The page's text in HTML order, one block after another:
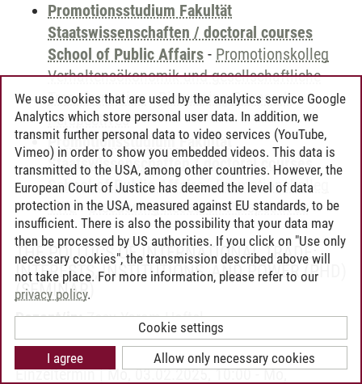
Promotionsstudium Fakultät
Staatswissenschaften / doctoral courses
School of Public Affairs - Promotionskolleg
Verhaltensökonomik und gesellschaftliche
Transformation -Discussing Research
Perspectives
Promotionsstudium Fakultät
Staatswissenschaften / doctoral courses
School of Public Affairs-Promotionskolleg
VWL-Discussing Research Perspectives
THE POLITICS OF INTERNATIONAL TRADE:
INTERESTS, INSTITUTIONS, AND POWER (PHD)
(SEMINAR)
Dozent/in: Zeev Yoram Haftel
Termin:
Einzeltermin | Mo, 03.02.2025, 10:00 - Mo,
We use cookies that are used by the analytics service Google
Analytics which store personal user data. In addition, we
transmit further personal data to video services (YouTube,
Vimeo) in order to show you embedded videos. This data is
transmitted to the USA, among other countries. However, the
European Court of Justice has deemed the level of data
protection in the USA, measured against EU standards, to be
insufficient. There is also the possibility that your data may
then be processed by US authorities. If you click on "Use only
necessary cookies", the transmission described above will
not take place. For more information, please refer to our
privacy policy.
Cookie settings
Allow only necessary cookies
I agree